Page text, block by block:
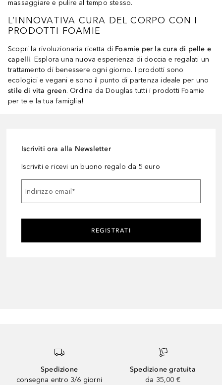
massaggiare e pulire al tempo stesso.
L’INNOVATIVA CURA DEL CORPO CON I
PRODOTTI FOAMIE
Scopri la rivoluzionaria ricetta di Foamie per la cura di pelle e
capelli. Esplora una nuova esperienza di doccia e regalati un
trattamento di benessere ogni giorno. I prodotti sono
ecologici e vegani e sono il punto di partenza ideale per uno
stile di vita green. Ordina da Douglas tutti i prodotti Foamie
per te e la tua famiglia!
Iscriviti ora alla Newsletter
Iscriviti e ricevi un buono regalo da 5 euro
Indirizzo email *
REGISTRATI
Spedizione
consegna entro 3/6 giorni
Spedizione gratuita
da 35,00 €